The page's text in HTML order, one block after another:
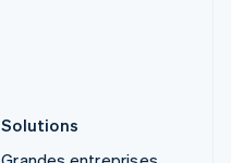
Solutions